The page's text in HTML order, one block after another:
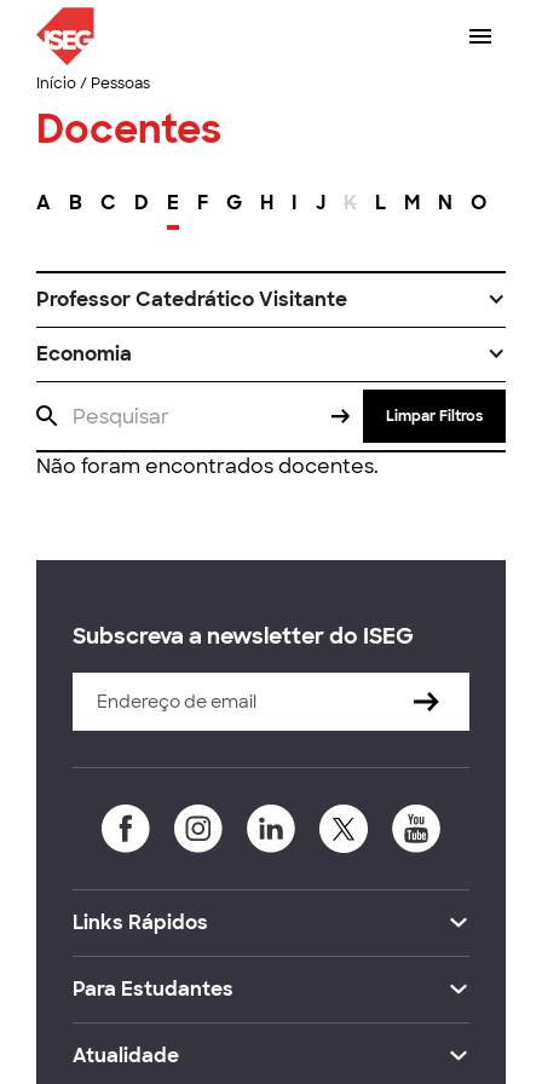
Início/ Pessoas
Docentes
A B C D E F G H I J K L M N O
Professor Catedrático Visitante
Economia
Limpar Filtros
Não foram encontrados docentes.
Subscreva a newsletter do ISEG
Links Rápidos
Para Estudantes
Atualidade